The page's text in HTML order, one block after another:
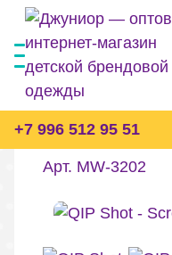
+7 996 512 95 51
Пижама
Арт. MW-3202